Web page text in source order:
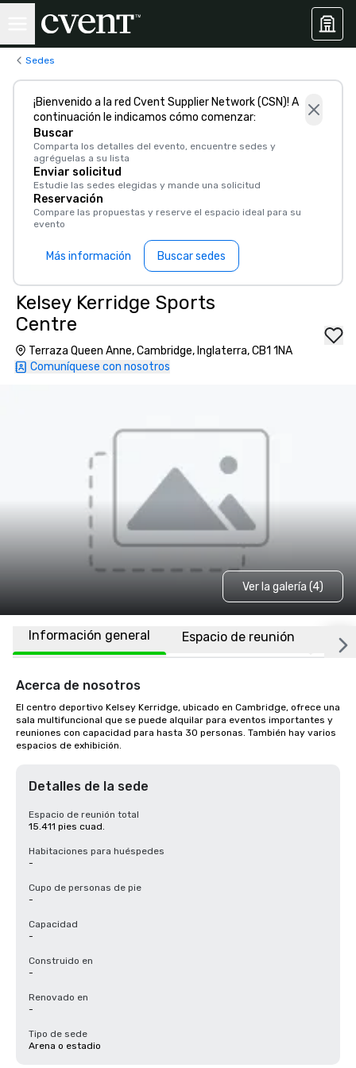
Sedes
¡Bienvenido a la red Cvent Supplier Network (CSN)! A
continuación le indicamos cómo comenzar:
Buscar
Comparta los detalles del evento, encuentre sedes y
agréguelas a su lista
Enviar solicitud
Estudie las sedes elegidas y mande una solicitud
Reservación
Compare las propuestas y reserve el espacio ideal para su
evento
Más información Buscar sedes
Kelsey Kerridge Sports
Centre
Terraza Queen Anne, Cambridge, Inglaterra, CB1 1NA
Comuníquese con nosotros
Ver la galería (4)
Información general Espacio de reunión
Acerca de nosotros
El centro deportivo Kelsey Kerridge, ubicado en Cambridge, ofrece una
sala multifuncional que se puede alquilar para eventos importantes y
reuniones con capacidad para hasta 30 personas. También hay varios
espacios de exhibición.
Detalles de la sede
Espacio de reunión total
15.411 pies cuad.
Habitaciones para huéspedes
-
Cupo de personas de pie
-
Capacidad
-
Construido en
-
Renovado en
-
Tipo de sede
Arena o estadio